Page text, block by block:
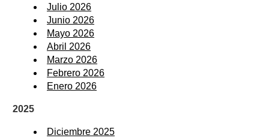
Julio 2026
Junio 2026
Mayo 2026
Abril 2026
Marzo 2026
Febrero 2026
Enero 2026
2025
Diciembre 2025